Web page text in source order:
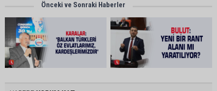
Önceki ve Sonraki Haberler